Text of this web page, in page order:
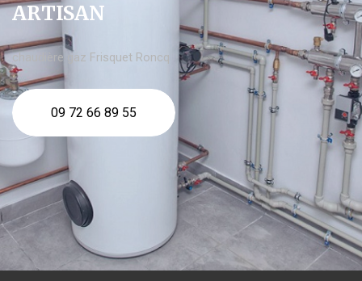
ARTISAN
chaudière gaz Frisquet Roncq
09 72 66 89 55